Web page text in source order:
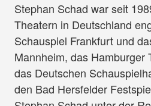
Stephan Schad war seit
Theatern in Deutschland
Schauspiel Frankfurt und
Mannheim, das Hamburger
das Deutschen
den Bad Hersfelder